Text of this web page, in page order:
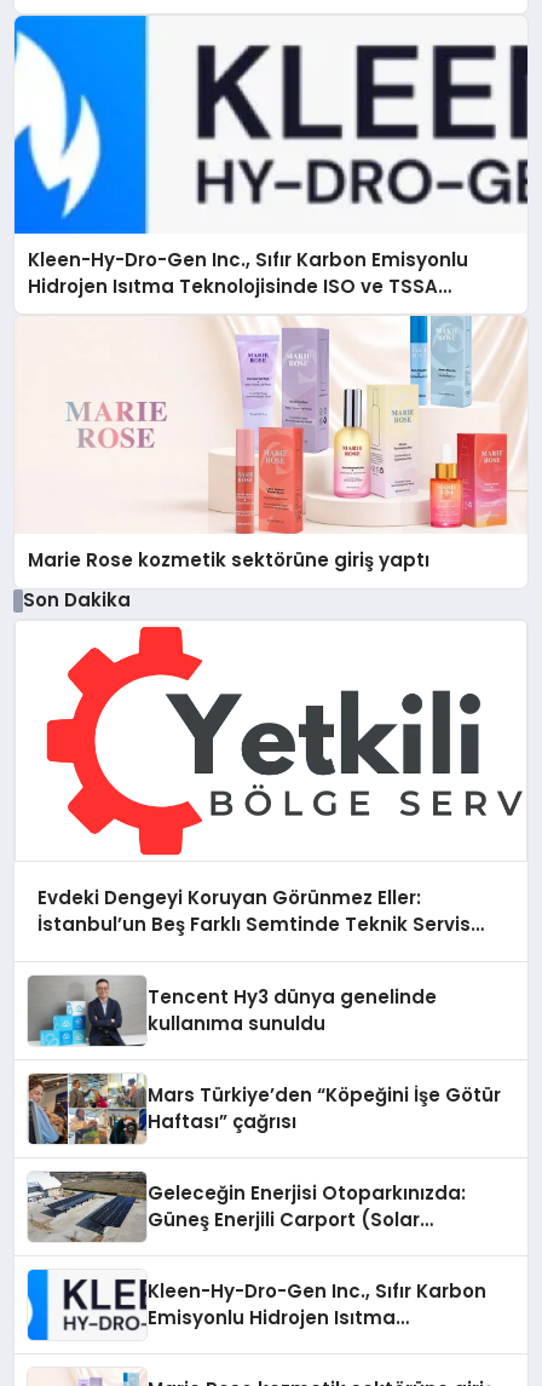
Kleen-Hy-Dro-Gen Inc., Sıfır Karbon Emisyonlu
Hidrojen Isıtma Teknolojisinde ISO ve TSSA
Düzenleyici Onaylarını Aldı
Marie Rose kozmetik sektörüne giriş yaptı
Son Dakika
Evdeki Dengeyi Koruyan Görünmez Eller:
İstanbul’un Beş Farklı Semtinde Teknik Servis
Tencent Hy3 dünya genelinde
kullanıma sunuldu
Mars Türkiye’den “Köpeğini İşe Götür
Haftası” çağrısı
Geleceğin Enerjisi Otoparkınızda:
Güneş Enerjili Carport (Solar
Kleen-Hy-Dro-Gen Inc., Sıfır Karbon
Emisyonlu Hidrojen Isıtma